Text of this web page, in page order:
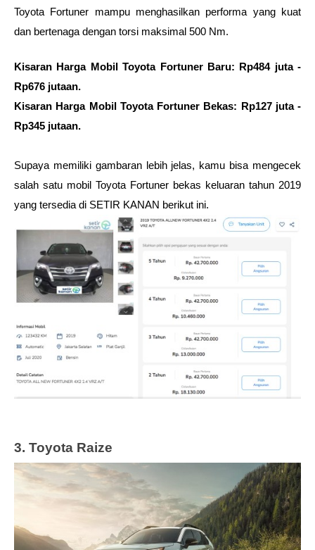
Toyota Fortuner mampu menghasilkan performa yang kuat
dan bertenaga dengan torsi maksimal 500 Nm.
Kisaran Harga Mobil Toyota Fortuner Baru: Rp484 juta -
Rp676 jutaan.
Kisaran Harga Mobil Toyota Fortuner Bekas: Rp127 juta -
Rp345 jutaan.
Supaya memiliki gambaran lebih jelas, kamu bisa mengecek
salah satu mobil Toyota Fortuner bekas keluaran tahun 2019
yang tersedia di SETIR KANAN berikut ini.
3. Toyota Raize